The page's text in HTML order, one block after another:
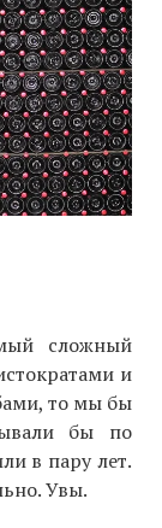
сложный
и
то мы бы
бы по
в пару лет.
Увы.